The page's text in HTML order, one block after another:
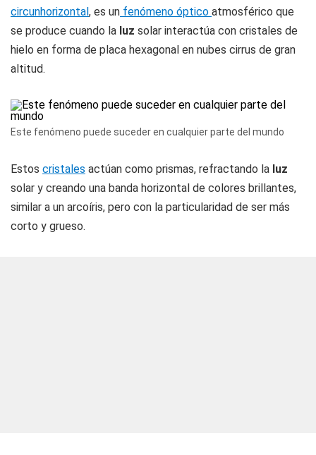
circunhorizontal, es un fenómeno óptico atmosférico que
se produce cuando la luz solar interactúa con cristales de
hielo en forma de placa hexagonal en nubes cirrus de gran
altitud.
Este fenómeno puede suceder en cualquier parte del mundo
Estos cristales actúan como prismas, refractando la luz
solar y creando una banda horizontal de colores brillantes,
similar a un arcoíris, pero con la particularidad de ser más
corto y grueso.